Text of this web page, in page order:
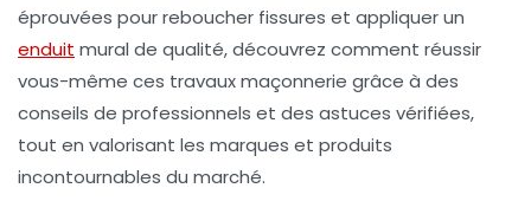
éprouvées pourreboucher fissures et appliquer un
enduit mural de qualité, découvrez comment réussir
vous-même ces travaux maçonnerie grâce à des
conseils de professionnels et des astuces vérifiées,
tout en valorisant les marques et produits
incontournables du marché.